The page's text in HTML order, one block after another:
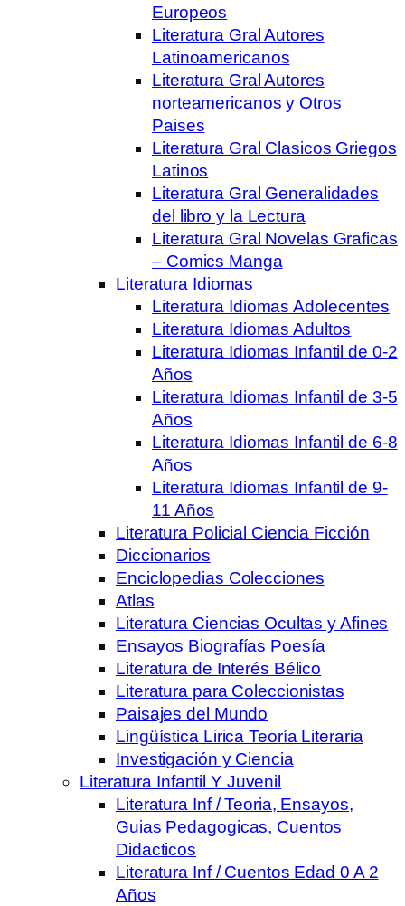
Europeos
Literatura Gral Autores
Latinoamericanos
Literatura Gral Autores
norteamericanos y Otros
Paises
Literatura Gral Clasicos Griegos
Latinos
Literatura Gral Generalidades
del libro y la Lectura
Literatura Gral Novelas Graficas
– Comics Manga
Literatura Idiomas
Literatura Idiomas Adolecentes
Literatura Idiomas Adultos
Literatura Idiomas Infantil de 0-2
Años
Literatura Idiomas Infantil de 3-5
Años
Literatura Idiomas Infantil de 6-8
Años
Literatura Idiomas Infantil de 9-
11 Años
Literatura Policial Ciencia Ficción
Diccionarios
Enciclopedias Colecciones
Atlas
Literatura Ciencias Ocultas y Afines
Ensayos Biografías Poesía
Literatura de Interés Bélico
Literatura para Coleccionistas
Paisajes del Mundo
Lingüística Lirica Teoría Literaria
Investigación y Ciencia
Literatura Infantil Y Juvenil
Literatura Inf / Teoria, Ensayos,
Guias Pedagogicas, Cuentos
Didacticos
Literatura Inf / Cuentos Edad 0 A 2
Años